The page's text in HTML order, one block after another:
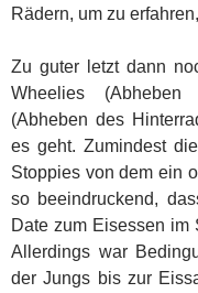
Rädern, um zu
Zu guter letzt dann
Wheelies
(Abheben des
es geht. Zumindest
Stoppies von dem ein
so beeindruckend,
Date zum Eisessen im
Allerdings war
der Jungs bis zur